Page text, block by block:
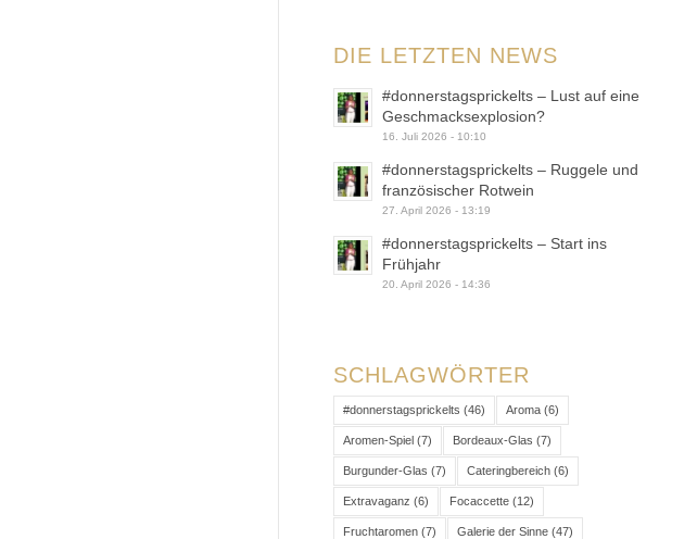
DIE LETZTEN NEWS
#donnerstagsprickelts – Lust auf eine
Geschmacksexplosion?
16. Juli 2026 - 10:10
#donnerstagsprickelts – Ruggele und
französischer Rotwein
27. April 2026 - 13:19
#donnerstagsprickelts – Start ins
Frühjahr
20. April 2026 - 14:36
SCHLAGWÖRTER
#donnerstagsprickelts (46) Aroma (6)
Aromen-Spiel (7) Bordeaux-Glas (7)
Burgunder-Glas (7) Cateringbereich (6)
Extravaganz (6) Focaccette (12)
Fruchtaromen (7) Galerie der Sinne (47)